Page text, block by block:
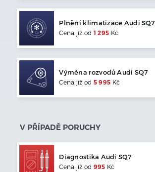
Plnění klimatizace Audi SQ7
Cena jíž od 1 295 Kč
Výměna rozvodů Audi SQ7
Cena jíž od 5 995 Kč
V PŘÍPADĚ PORUCHY
Diagnostika Audi SQ7
Cena jíž od 995 Kč